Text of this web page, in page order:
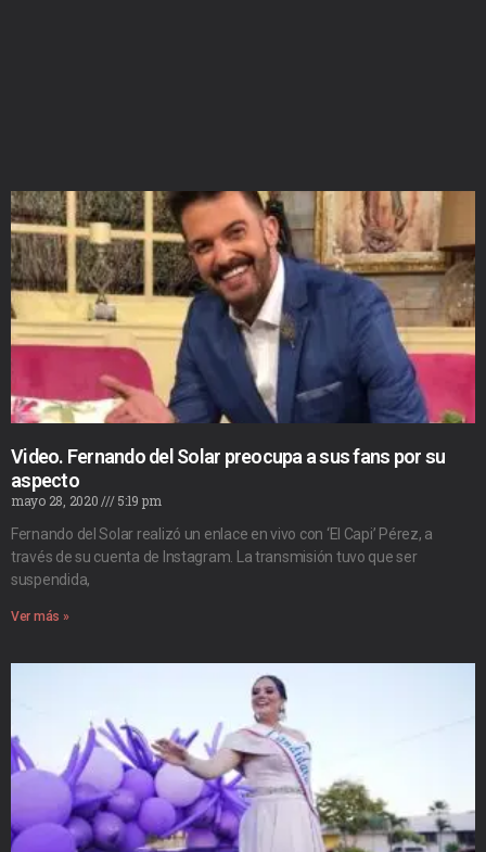
Video. Fernando del Solar preocupa a sus fans por su
aspecto
mayo 28, 2020
5:19 pm
Fernando del Solar realizó un enlace en vivo con ‘El Capi’ Pérez, a
través de su cuenta de Instagram. La transmisión tuvo que ser
suspendida,
Ver más »